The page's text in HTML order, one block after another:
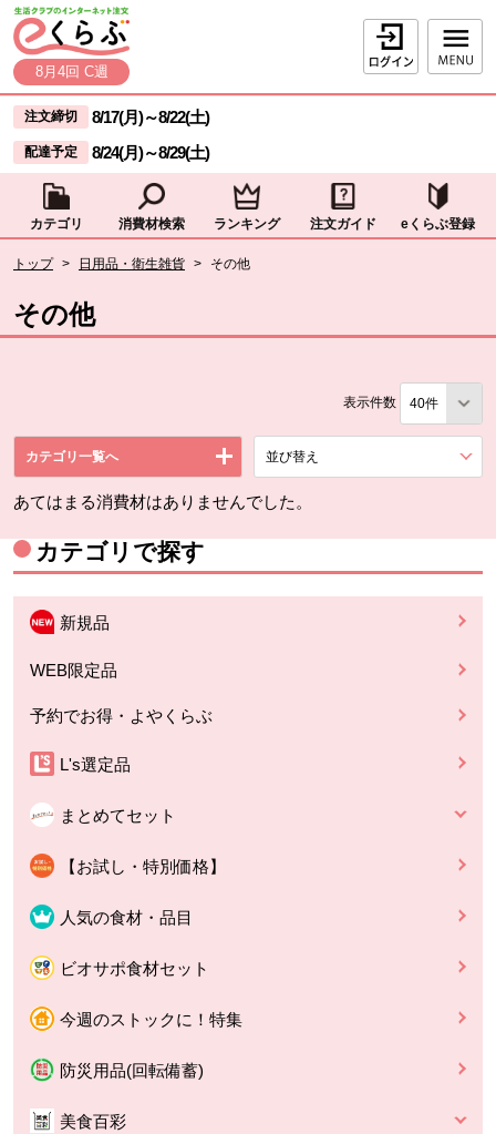
ページの先頭です。
本文へジャンプする。
8月4回 C週
ログイン
ここからサイト内共通メニューです。
サイト内共通メニューをスキップする
注文締切 8/17(月)～8/22(土)
配達予定 8/24(月)～8/29(土)
カテゴリ 消費材検索 ランキング 注文ガイド eくらぶ登録
トップ > 日用品・衛生雑貨 > その他
その他
表示件数
カテゴリ一覧へ 並び替え
あてはまる消費材はありませんでした。
カテゴリで探す
新規品
WEB限定品
予約でお得・よやくらぶ
L's選定品
まとめてセット
【お試し・特別価格】
人気の食材・品目
ビオサポ食材セット
今週のストックに！特集
防災用品(回転備蓄)
美食百彩